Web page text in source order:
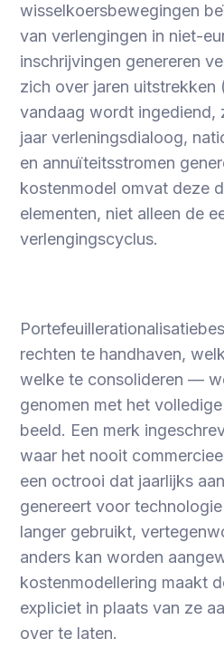
wisselkoersbewegingen
van verlengingen in niet-
inschrijvingen genereren
zich over jaren uitstrekken
vandaag wordt ingediend,
jaar verleningsdialoog,
en annuïteitsstromen
kostenmodel omvat deze
elementen, niet alleen de
verlengingscyclus.
rechten te handhaven,
welke te consolideren —
genomen met het
beeld. Een merk
waar het nooit
een octrooi dat jaarlijks
genereert voor
langer gebruikt,
anders kan worden
kostenmodellering maakt
expliciet in plaats van ze
over te laten.